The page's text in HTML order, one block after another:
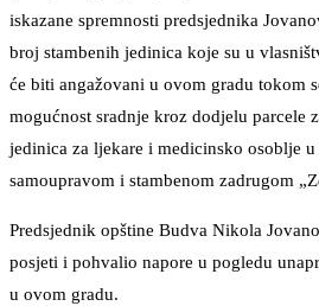
iskazane spremnosti predsjednika
broj stambenih jedinica koje su u
će biti angažovani u ovom gradu tokom
mogućnost sradnje kroz dodjelu parcele
jedinica za ljekare i medicinsko osoblje
samoupravom i stambenom zadrugom
Predsjednik opštine Budva Nikola
posjeti i pohvalio napore u pogledu
u ovom gradu.